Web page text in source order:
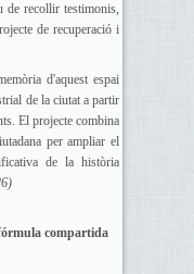
de recollir testimonis,
de recuperació i
d'aquest espai
de la ciutat a partir
El projecte combina
per ampliar el
de la història
compartida